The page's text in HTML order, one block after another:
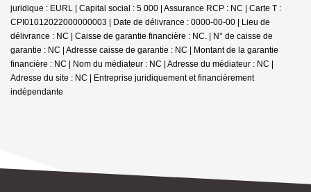
juridique : EURL | Capital social : 5 000 | Assurance RCP : NC | Carte T :
CPI01012022000000003 | Date de délivrance : 0000-00-00 | Lieu de
délivrance : NC | Caisse de garantie financière : NC. | N° de caisse de
garantie : NC | Adresse caisse de garantie : NC | Montant de la garantie
financière : NC | Nom du médiateur : NC | Adresse du médiateur : NC |
Adresse du site : NC | Entreprise juridiquement et financièrement
indépendante